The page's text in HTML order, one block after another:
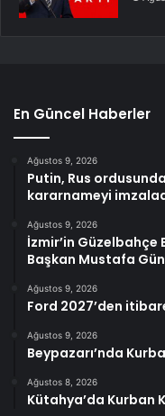
En Güncel Haberler
Ağustos 9, 2026
Putin, Rus
kararnameyi
Ağustos 9, 2026
İzmir’in Güzelbahçe
Başkan Mustafa
Ağustos 9, 2026
Ford 2027’den
Ağustos 9, 2026
Beypazarı’nda
Ağustos 8, 2026
Kütahya’da Kurban